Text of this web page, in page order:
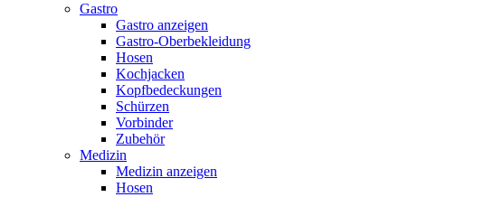
Gastro
Gastro anzeigen
Gastro-Oberbekleidung
Hosen
Kochjacken
Kopfbedeckungen
Schürzen
Vorbinder
Zubehör
Medizin
Medizin anzeigen
Hosen